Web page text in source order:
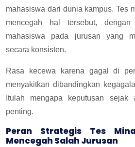
mahasiswa dari dunia kampus. Tes
mencegah hal tersebut, dengan
mahasiswa pada jurusan yang
secara konsisten.
Rasa kecewa karena gagal di
menyakitkan dibandingkan
Itulah mengapa keputusan sejak
penting.
Peran Strategis Tes
Mencegah Salah Jurusan